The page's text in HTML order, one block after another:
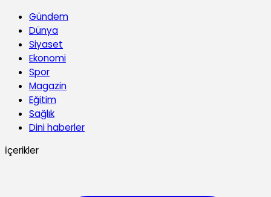
Gündem
Dünya
Siyaset
Ekonomi
Spor
Magazin
Eğitim
Sağlık
Dini haberler
İçerikler